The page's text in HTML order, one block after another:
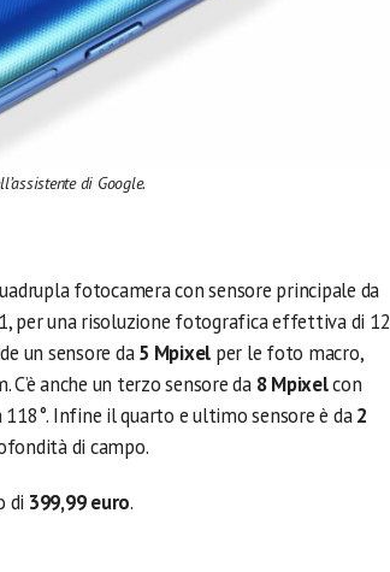
di Google.
fotocamera con sensore principale da
per una risoluzione fotografica effettiva di 12
un sensore da5 Mpixel per le foto macro,
anche un terzo sensore da8 Mpixelcon
Infine il quarto e ultimo sensore è da2
di campo.
di 399,99 euro.